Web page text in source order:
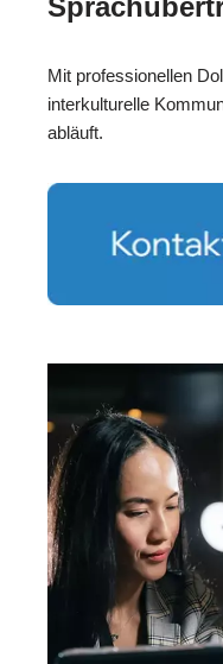
Mit professionellen
interkulturelle
abläuft.